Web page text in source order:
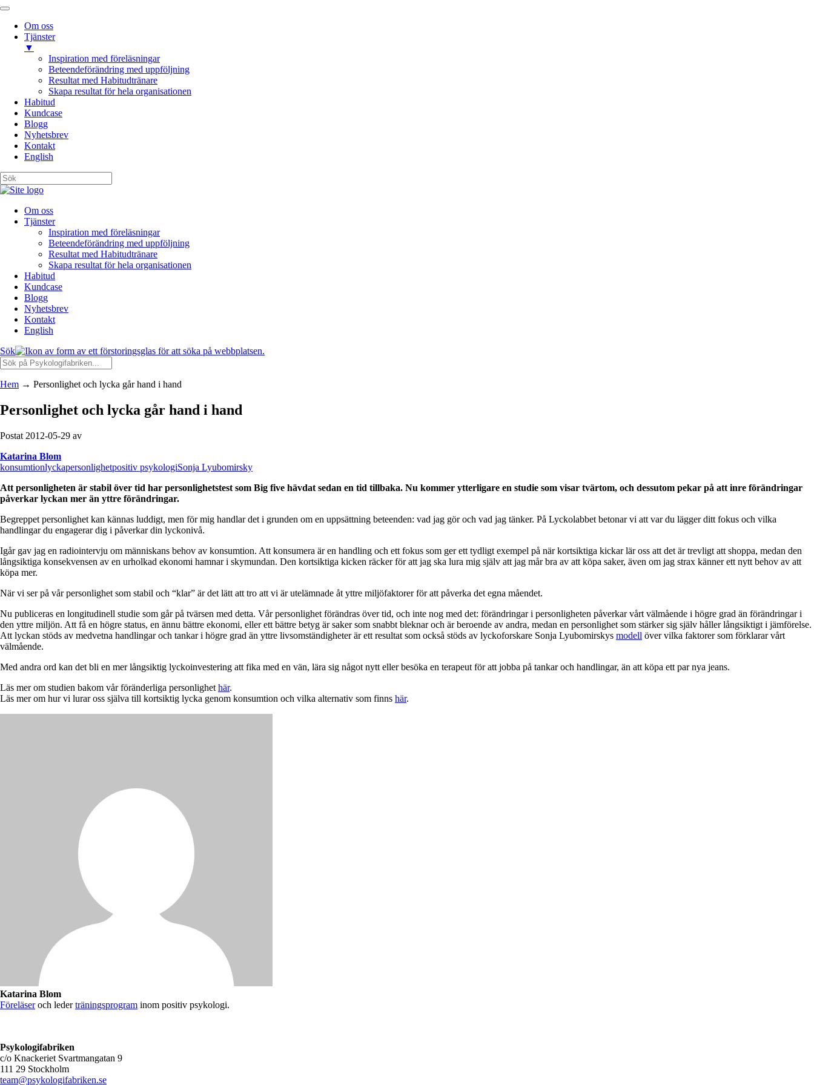
Om oss
Tjänster
▼
Inspiration med föreläsningar
Beteendeförändring med uppföljning
Resultat med Habitudtränare
Skapa resultat för hela organisationen
Habitud
Kundcase
Blogg
Nyhetsbrev
Kontakt
English
Om oss
Tjänster
Inspiration med föreläsningar
Beteendeförändring med uppföljning
Resultat med Habitudtränare
Skapa resultat för hela organisationen
Habitud
Kundcase
Blogg
Nyhetsbrev
Kontakt
English
Sök
Hem → Personlighet och lycka går hand i hand
Personlighet och lycka går hand i hand
Postat 2012-05-29 av
Katarina Blom
konsumtionlyckapersonlighetpositiv psykologiSonja Lyubomirsky
Att personligheten är stabil över tid har personlighetstest som Big five hävdat sedan en tid tillbaka. Nu kommer ytterligare en studie som visar tvärtom, och dessutom pekar på att inre förändringar
påverkar lyckan mer än yttre förändringar.
Begreppet personlighet kan kännas luddigt, men för mig handlar det i grunden om en uppsättning beteenden: vad jag gör och vad jag tänker. På Lyckolabbet betonar vi att var du lägger ditt fokus och vilka
handlingar du engagerar dig i påverkar din lyckonivå.
Igår gav jag en radiointervju om människans behov av konsumtion. Att konsumera är en handling och ett fokus som ger ett tydligt exempel på när kortsiktiga kickar lär oss att det är trevligt att shoppa, medan den
långsiktiga konsekvensen av en urholkad ekonomi hamnar i skymundan. Den kortsiktiga kicken räcker för att jag ska lura mig själv att jag mår bra av att köpa saker, även om jag strax känner ett nytt behov av att
köpa mer.
När vi ser på vår personlighet som stabil och “klar” är det lätt att tro att vi är utelämnade åt yttre miljöfaktorer för att påverka det egna måendet.
Nu publiceras en longitudinell studie som går på tvärsen med detta. Vår personlighet förändras över tid, och inte nog med det: förändringar i personligheten påverkar vårt välmående i högre grad än förändringar i
den yttre miljön. Att få en högre status, en ännu bättre ekonomi, eller ett bättre betyg är saker som snabbt bleknar och är beroende av andra, medan en personlighet som stärker sig själv håller långsiktigt i jämförelse.
Att lyckan stöds av medvetna handlingar och tankar i högre grad än yttre livsomständigheter är ett resultat som också stöds av lyckoforskare Sonja Lyubomirskys modell över vilka faktorer som förklarar vårt
välmående.
Med andra ord kan det bli en mer långsiktig lyckoinvestering att fika med en vän, lära sig något nytt eller besöka en terapeut för att jobba på tankar och handlingar, än att köpa ett par nya jeans.
Läs mer om studien bakom vår föränderliga personlighet här.
Läs mer om hur vi lurar oss själva till kortsiktig lycka genom konsumtion och vilka alternativ som finns här.
Katarina Blom
Föreläseroch lederträningsprogram inom positiv psykologi.
Psykologifabriken
c/o Knackeriet Svartmangatan 9
111 29 Stockholm
team@psykologifabriken.se